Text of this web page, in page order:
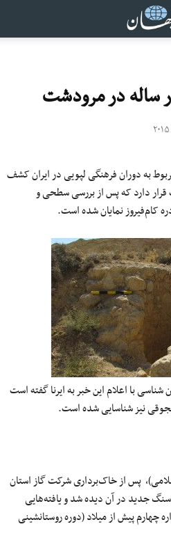
۶ هزار ساله مربوط به دوران فرهنگی لپویی در ایران کشف
دارد که پس از بررسی سطحی و
کام‌فیروز نمایان شده است.
با اعلام این خبر به ایرنا گفته است
نیز شناسایی شده است‌.
پس از خاک‌برداری شرکت گاز استان
جدید در آن دیده شد و یافته‌هایی
چهارم پیش از میلاد (دوره روستانشینی